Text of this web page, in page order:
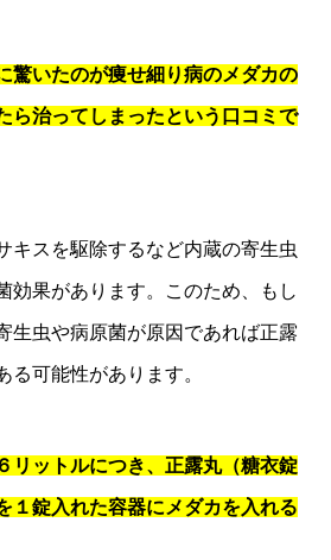
驚いたのが痩せ細り病のメダカの
ら治ってしまったという口コミで
キスを駆除するなど内蔵の寄生虫
効果があります。このため、もし
生虫や病原菌が原因であれば正露
る可能性があります。
６リットルにつき、正露丸（糖衣錠
１錠入れた容器にメダカを入れる